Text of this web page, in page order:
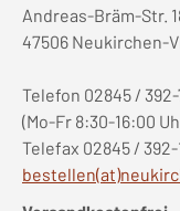
Andreas-Bräm-Str.
47506 Neukirchen-
Telefon 02845 / 392-
(Mo-Fr 8:30-16:00
Telefax 02845 / 392-